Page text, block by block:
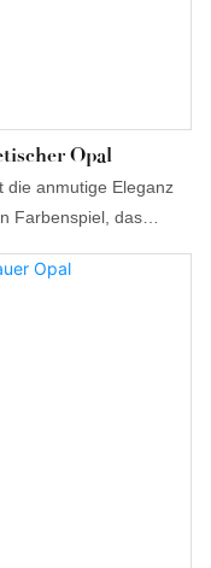
Opal
die anmutige Eleganz
Farbenspiel, das
ideal für